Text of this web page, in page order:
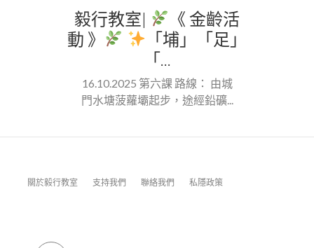
毅行教室|
《 金齡活
動 》
「埔」「足」
「...
16.10.2025 第六課 路線： 由城
門水塘菠蘿壩起步，途經鉛礦...
關於毅行教室 支持我們 聯絡我們 私隱政策